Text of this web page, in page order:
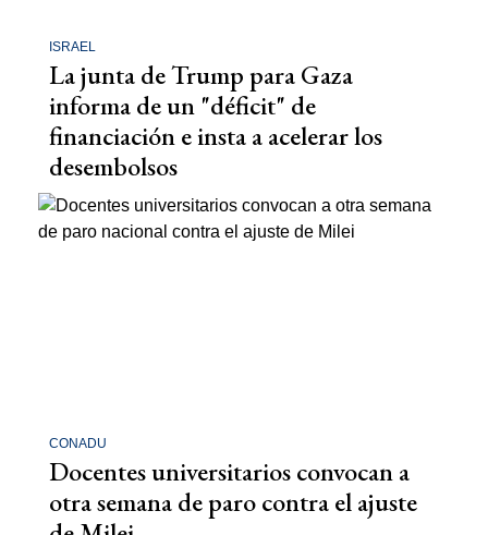
ISRAEL
La junta de Trump para Gaza
informa de un "déficit" de
financiación e insta a acelerar los
desembolsos
CONADU
Docentes universitarios convocan a
otra semana de paro contra el ajuste